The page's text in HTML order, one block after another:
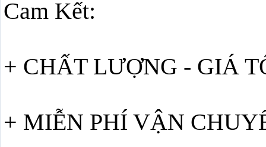
Cam Kết:
+ CHẤT LƯỢNG - GIÁ
+ MIỄN PHÍ VẬN